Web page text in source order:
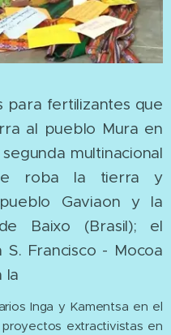
para fertilizantes que
al pueblo Mura en
multinacional
roba la tierra y
Gaviaon y la
Baixo (Brasil); el
Francisco - Mocoa
la
Inga y Kamentsa en el
extractivistas en